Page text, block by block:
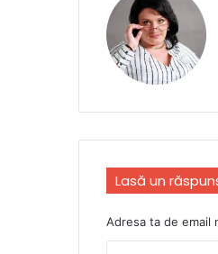
Lasă un
Adresa ta de email